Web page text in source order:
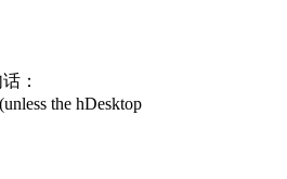
：
the hDesktop